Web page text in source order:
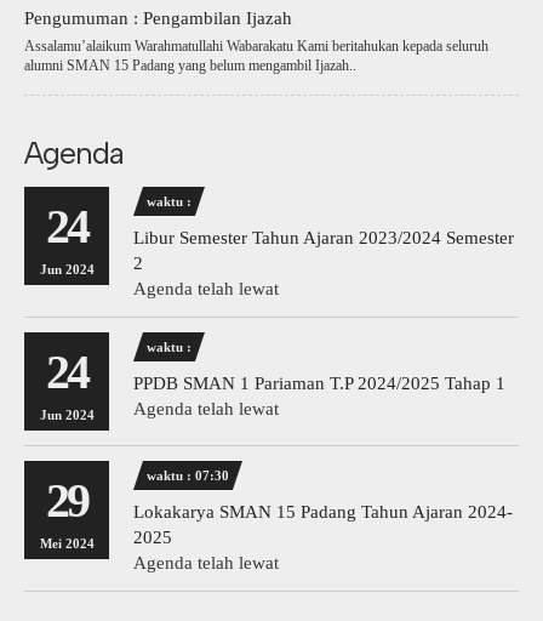
Pengumuman : Pengambilan Ijazah
Assalamu’alaikum Warahmatullahi Wabarakatu Kami beritahukan kepada seluruh
alumni SMAN 15 Padang yang belum mengambil Ijazah..
Agenda
24
Jun 2024
waktu :
Libur Semester Tahun Ajaran 2023/2024 Semester
2
Agenda telah lewat
24
Jun 2024
waktu :
PPDB SMAN 1 Pariaman T.P 2024/2025 Tahap 1
Agenda telah lewat
29
Mei 2024
waktu : 07:30
Lokakarya SMAN 15 Padang Tahun Ajaran 2024-
2025
Agenda telah lewat